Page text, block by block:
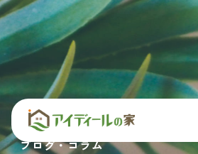
Blog・Column
ブログ・コラム